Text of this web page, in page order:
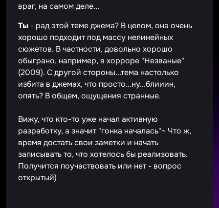
враг, на самом деле...
Ты - рад этой теме джема? В целом, она очень
хорошо подходит под массу нелинейных
сюжетов. В частности, довольно хорошо
обыграно, например, в хорроре "Незваные"
(2009). С другой стороны...тема настолько
избита в джемах, что просто...ну...блииин,
опять? В общем, ощущения странные.
Вижу, что кто-то уже начал активную
разработку, а значит "гонка началась"~ Что ж,
время достать свои заметки и начать
записывать то, что хотелось бы реализовать.
Получится поучаствовать или нет - вопрос
открытый)